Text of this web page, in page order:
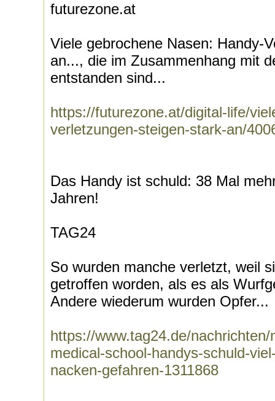
futurezone.at
Viele gebrochene Nasen: Handy-
an..., die im Zusammenhang mit
entstanden sind...
https://futurezone.at/digital-life/
verletzungen-steigen-stark-an/
Das Handy ist schuld: 38 Mal
Jahren!
TAG24
So wurden manche verletzt, weil
getroffen worden, als es als
Andere wiederum wurden Opfer...
https://www.tag24.de/
medical-school-handys-schuld-
nacken-gefahren-1311868